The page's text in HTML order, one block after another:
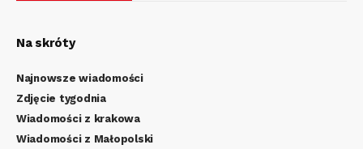
Na skróty
Najnowsze wiadomości
Zdjęcie tygodnia
Wiadomości z krakowa
Wiadomości z Małopolski